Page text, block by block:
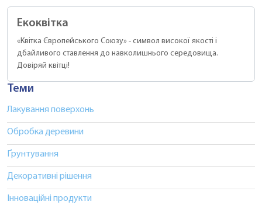
Екоквітка
«Квітка Європейського Союзу» - символ високої якості і
дбайливого ставлення до навколишнього середовища.
Довіряй квітці!
Теми
Лакування поверхонь
Обробка деревини
Ґрунтування
Декоративні рішення
Інноваційні продукти